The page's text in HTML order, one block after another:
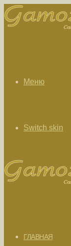
Меню
Switch skin
ГЛАВНАЯ